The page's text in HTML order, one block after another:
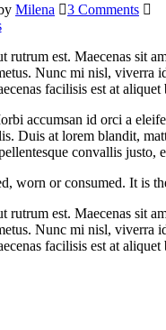
Milena
3 Comments
est. Maecenas sit
Nunc mi nisl,
facilisis est at
accumsan id orci a
Duis at lorem blandit,
convallis
worn or consumed. It is
est. Maecenas sit
Nunc mi nisl,
facilisis est at